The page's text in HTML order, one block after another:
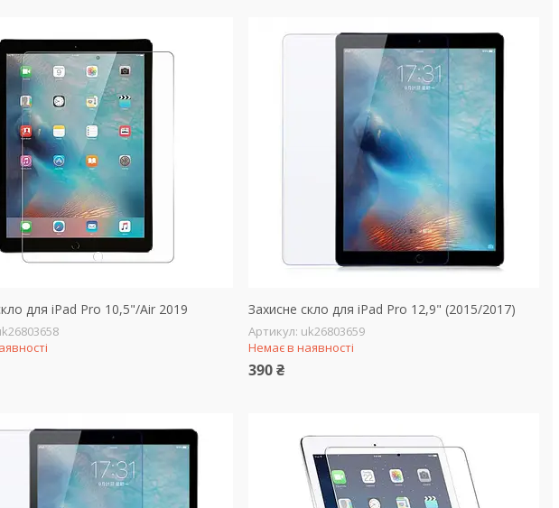
для iPad Pro 10,5"/Air 2019 Захисне скло для iPad Pro 12,9" (2015/2017)
uk26803659
Немає в наявності
390 ₴